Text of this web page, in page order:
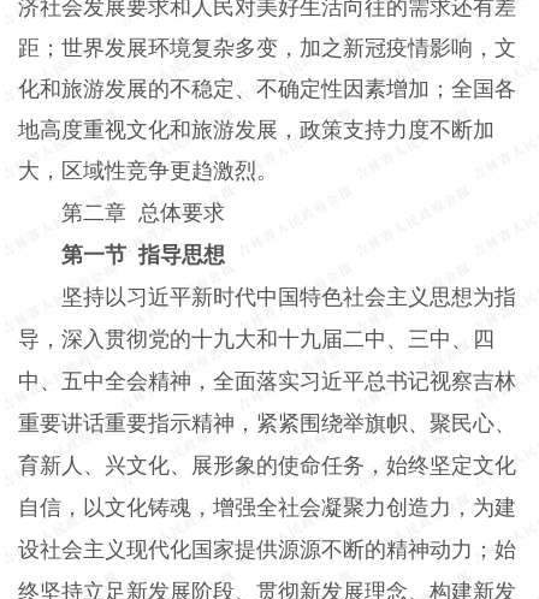
济社会发展要求和人民对美好生活向往的需求还有差
距；世界发展环境复杂多变，加之新冠疫情影响，文
化和旅游发展的不稳定、不确定性因素增加；全国各
地高度重视文化和旅游发展，政策支持力度不断加
大，区域性竞争更趋激烈。
第二章 总体要求
第一节 指导思想
坚持以习近平新时代中国特色社会主义思想为指
导，深入贯彻党的十九大和十九届二中、三中、四
中、五中全会精神，全面落实习近平总书记视察吉林
重要讲话重要指示精神，紧紧围绕举旗帜、聚民心、
育新人、兴文化、展形象的使命任务，始终坚定文化
自信，以文化铸魂，增强全社会凝聚力创造力，为建
设社会主义现代化国家提供源源不断的精神动力；始
终坚持立足新发展阶段、贯彻新发展理念、构建新发